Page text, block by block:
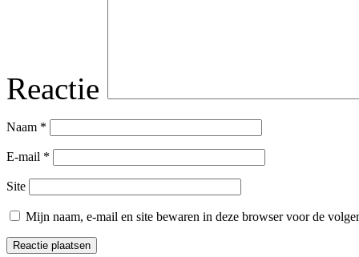
Reactie
Naam *
E-mail *
Site
Mijn naam, e-mail en site bewaren in deze browser voor de